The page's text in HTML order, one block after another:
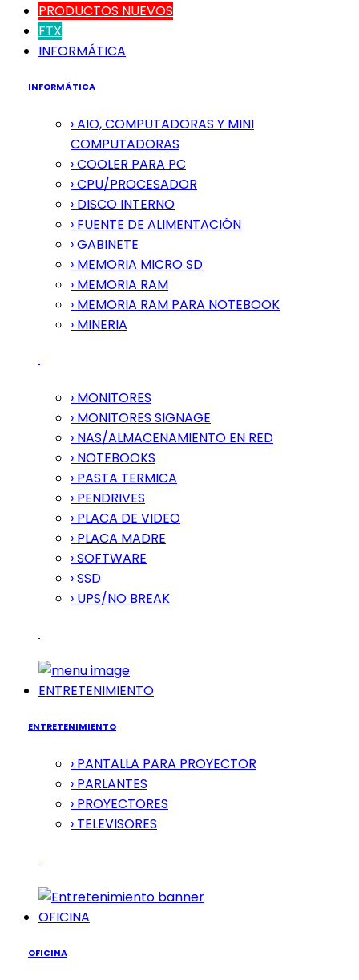
PRODUCTOS NUEVOS
FTX
INFORMÁTICA
INFORMÁTICA
› AIO, COMPUTADORAS Y MINI
COMPUTADORAS
› COOLER PARA PC
› CPU/PROCESADOR
› DISCO INTERNO
› FUENTE DE ALIMENTACIÓN
› GABINETE
› MEMORIA MICRO SD
› MEMORIA RAM
› MEMORIA RAM PARA NOTEBOOK
› MINERIA
› MONITORES
› MONITORES SIGNAGE
› NAS/ALMACENAMIENTO EN RED
› NOTEBOOKS
› PASTA TERMICA
› PENDRIVES
› PLACA DE VIDEO
› PLACA MADRE
› SOFTWARE
› SSD
› UPS/NO BREAK
ENTRETENIMIENTO
ENTRETENIMIENTO
› PANTALLA PARA PROYECTOR
› PARLANTES
› PROYECTORES
› TELEVISORES
OFICINA
OFICINA